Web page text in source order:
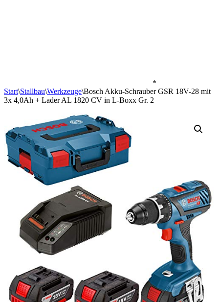
*
Start\Stallbau\Werkzeuge\Bosch Akku-Schrauber GSR 18V-28 mit
3x 4,0Ah + Lader AL 1820 CV in L-Boxx Gr. 2